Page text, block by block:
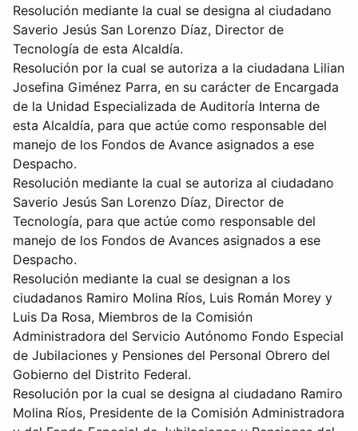
Resolución mediante la cual se designa al ciudadano
Saverio Jesús San Lorenzo Díaz, Director de
Tecnología de esta Alcaldía.
Resolución por la cual se autoriza a la ciudadana Lilian
Josefina Giménez Parra, en su carácter de Encargada
de la Unidad Especializada de Auditoría Interna de
esta Alcaldía, para que actúe como responsable del
manejo de los Fondos de Avance asignados a ese
Despacho.
Resolución mediante la cual se autoriza al ciudadano
Saverio Jesús San Lorenzo Díaz, Director de
Tecnología, para que actúe como responsable del
manejo de los Fondos de Avances asignados a ese
Despacho.
Resolución mediante la cual se designan a los
ciudadanos Ramiro Molina Ríos, Luis Román Morey y
Luis Da Rosa, Miembros de la Comisión
Administradora del Servicio Autónomo Fondo Especial
de Jubilaciones y Pensiones del Personal Obrero del
Gobierno del Distrito Federal.
Resolución por la cual se designa al ciudadano Ramiro
Molina Ríos, Presidente de la Comisión Administradora